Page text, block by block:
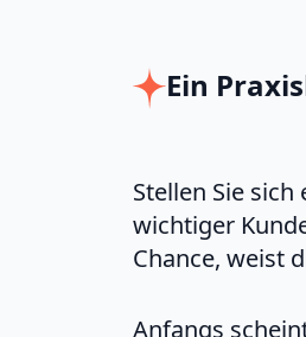
Ein
Stellen Sie
wichtiger
Chance, weist
Anfangs